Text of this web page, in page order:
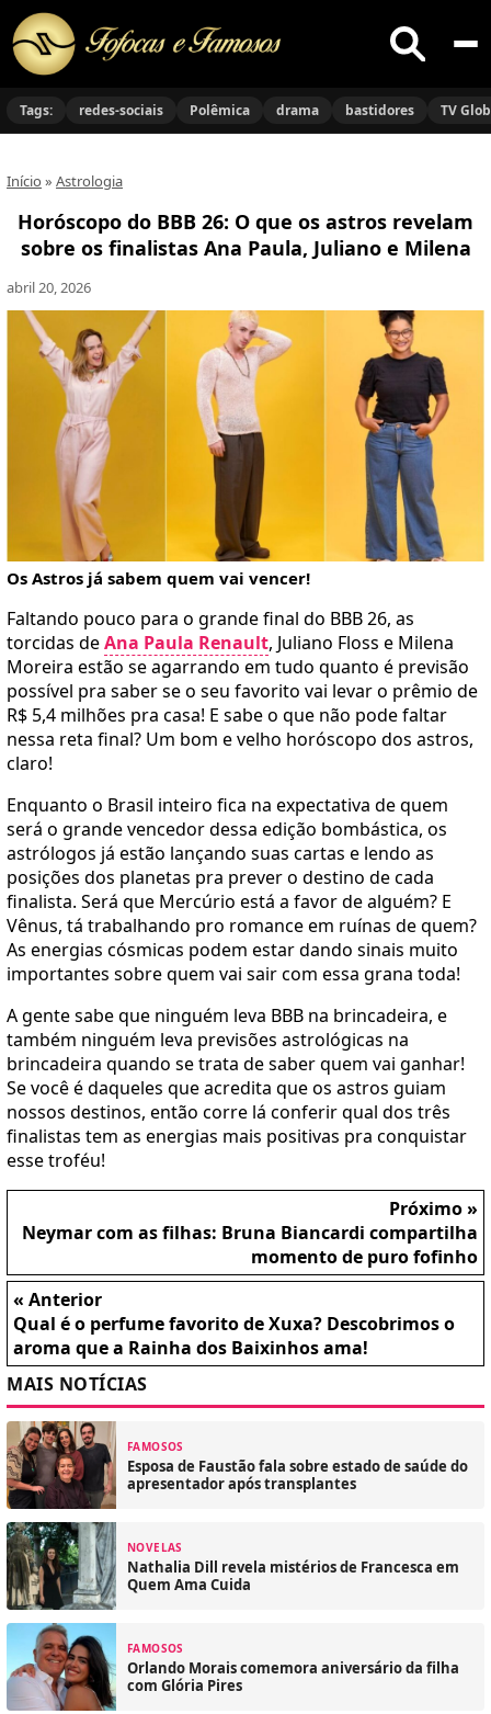
Buscar
no
Tags: redes-sociais Polêmica drama bastidores TV
Início » Astrologia
Horóscopo do BBB 26: O que os astros revelam
sobre os finalistas Ana Paula, Juliano e Milena
abril 20, 2026
Os Astros já sabem quem vai vencer!
Faltando pouco para o grande final do BBB 26, as
torcidas deAna Paula Renault, Juliano Floss e Milena
Moreira estão se agarrando em tudo quanto é previsão
possível pra saber se o seu favorito vai levar o prêmio de
R$ 5,4 milhões pra casa! E sabe o que não pode faltar
nessa reta final? Um bom e velho horóscopo dos astros,
claro!
Enquanto o Brasil inteiro fica na expectativa de quem
será o grande vencedor dessa edição bombástica, os
astrólogos já estão lançando suas cartas e lendo as
posições dos planetas pra prever o destino de cada
finalista. Será que Mercúrio está a favor de alguém? E
Vênus, tá trabalhando pro romance em ruínas de quem?
As energias cósmicas podem estar dando sinais muito
importantes sobre quem vai sair com essa grana toda!
A gente sabe que ninguém leva BBB na brincadeira, e
também ninguém leva previsões astrológicas na
brincadeira quando se trata de saber quem vai ganhar!
Se você é daqueles que acredita que os astros guiam
nossos destinos, então corre lá conferir qual dos três
finalistas tem as energias mais positivas pra conquistar
esse troféu!
Próximo »
Neymar com as filhas: Bruna Biancardi compartilha
momento de puro fofinho
« Anterior
Qual é o perfume favorito de Xuxa? Descobrimos o
aroma que a Rainha dos Baixinhos ama!
MAIS NOTÍCIAS
FAMOSOS
Esposa de Faustão fala sobre estado de saúde do
apresentador após transplantes
NOVELAS
Nathalia Dill revela mistérios de Francesca em
Quem Ama Cuida
FAMOSOS
Orlando Morais comemora aniversário da filha
com Glória Pires